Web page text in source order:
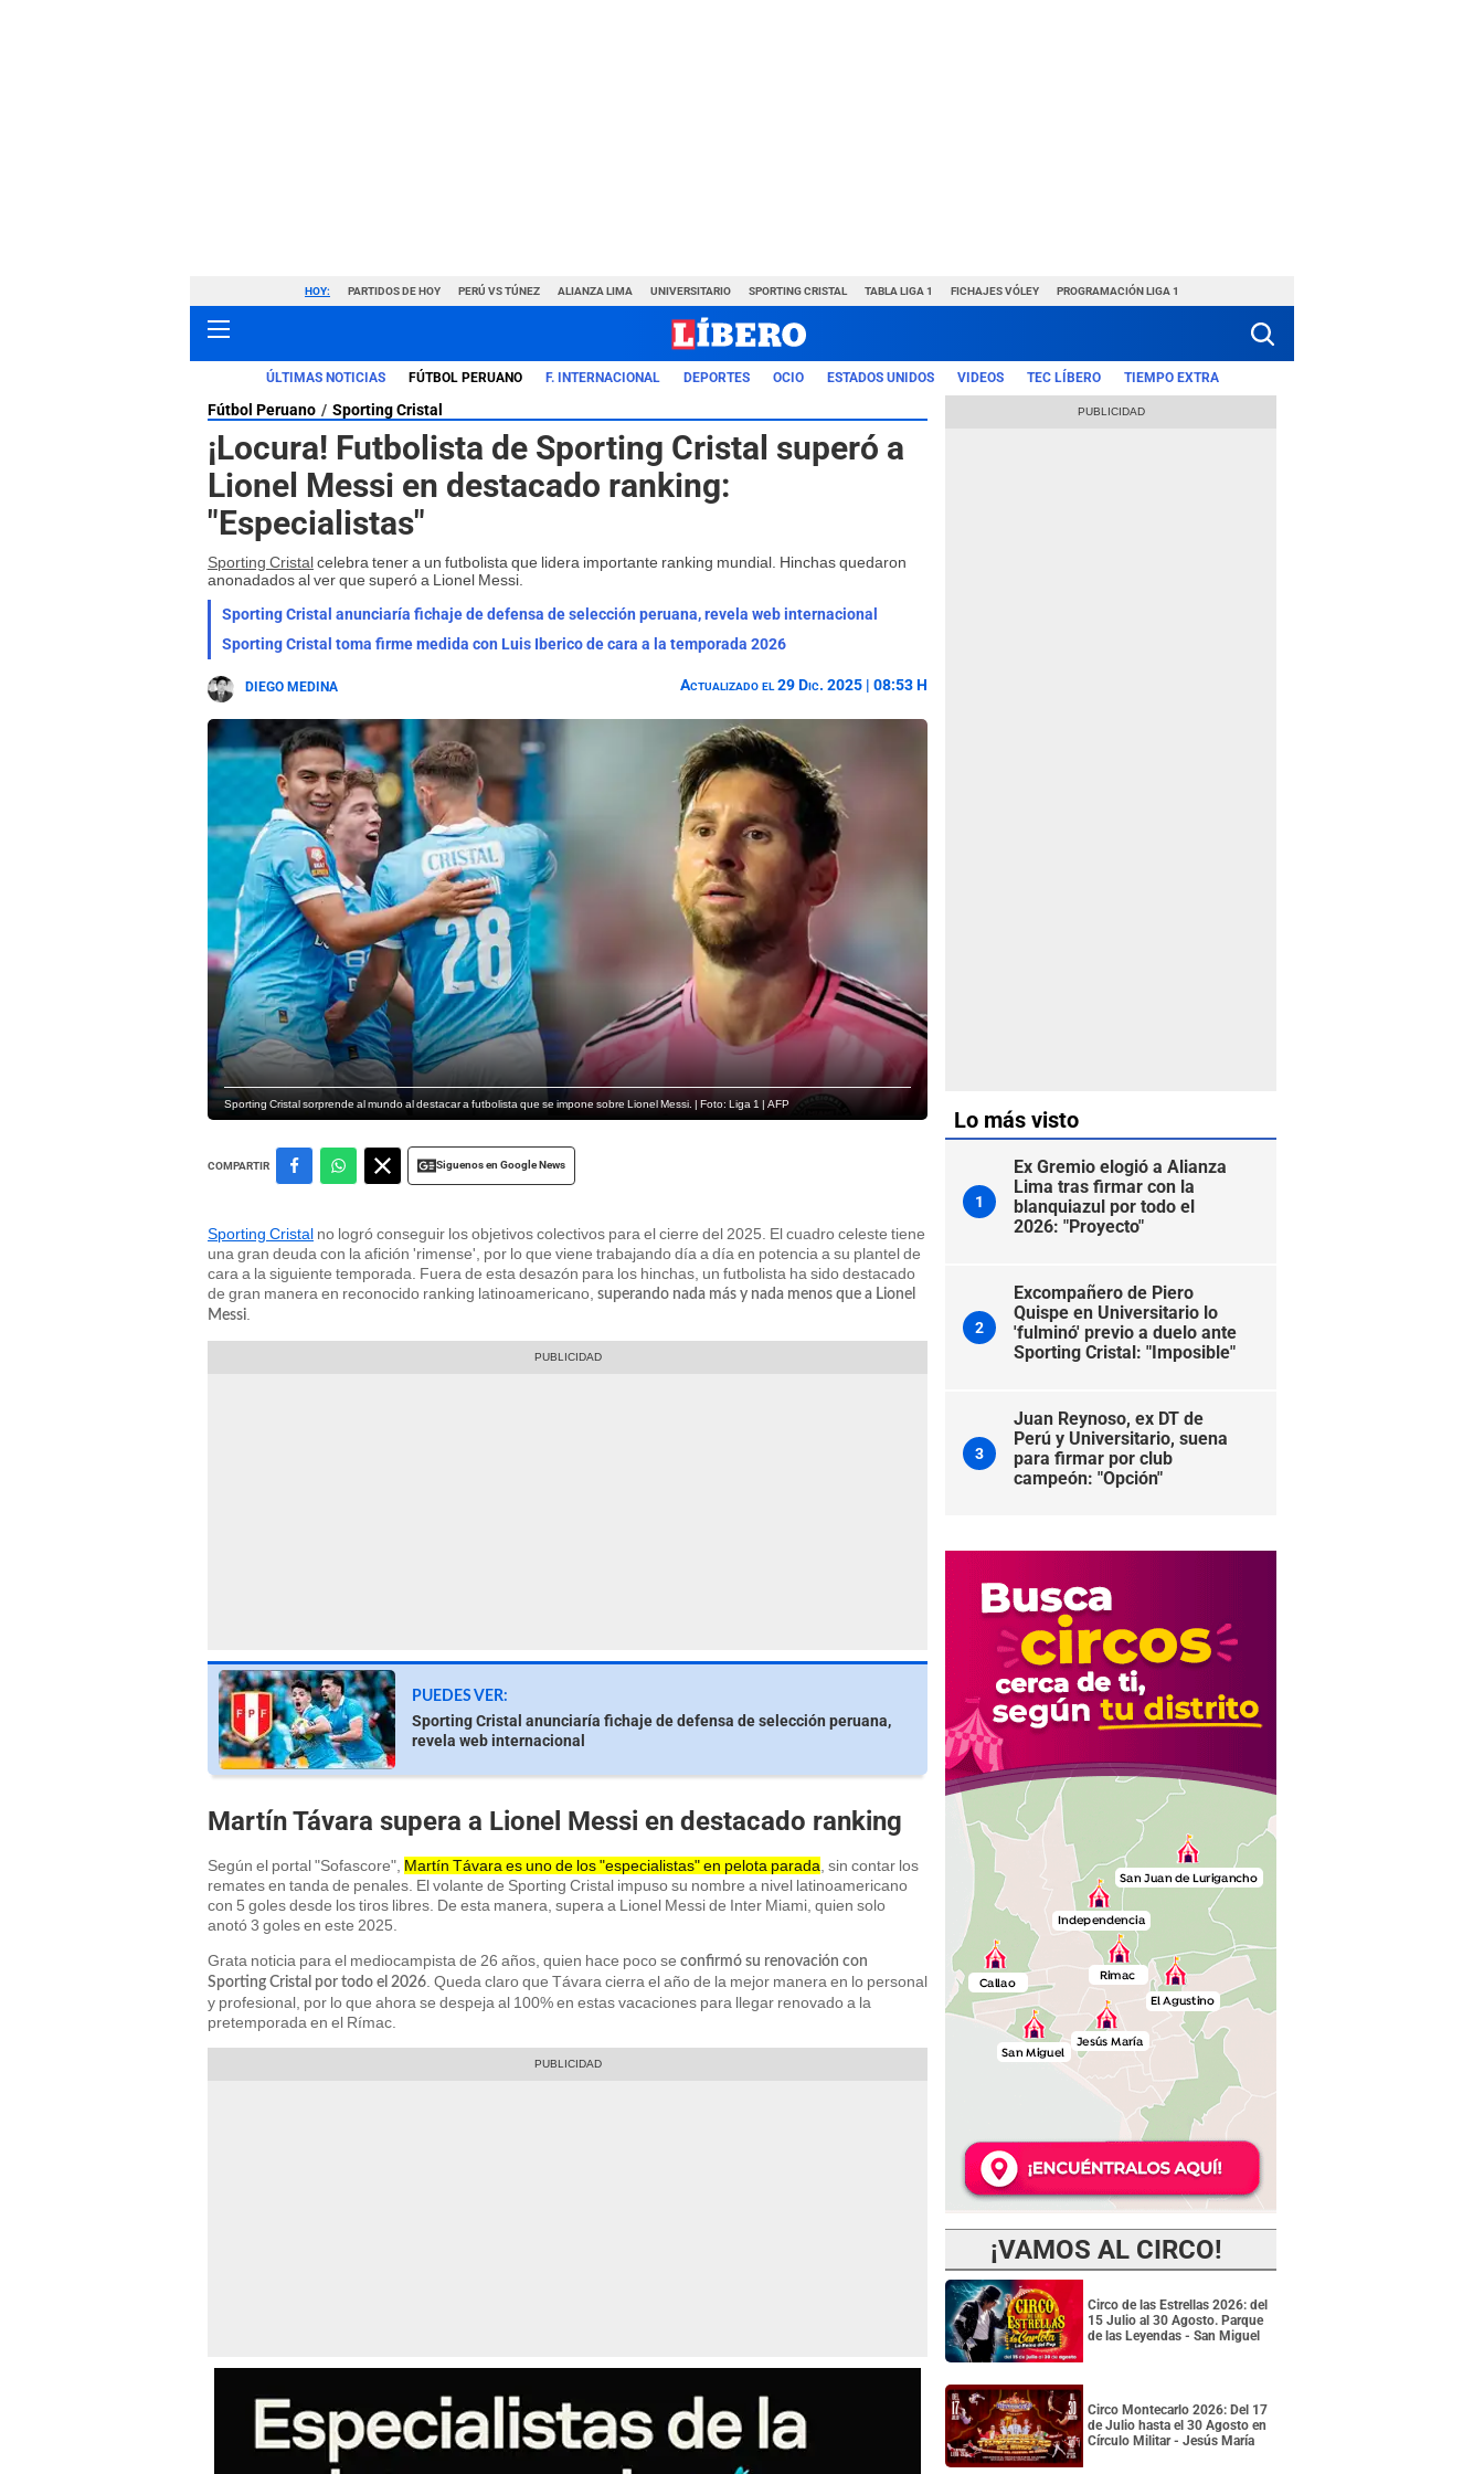
HOY: PARTIDOS DE HOY PERÚ VS TÚNEZ ALIANZA LIMA UNIVERSITARIO SPORTING CRISTAL TABLA LIGA 1 FICHAJES VÓLEY PROGRAMACIÓN LIGA 1
ÚLTIMAS NOTICIAS FÚTBOL PERUANO F. INTERNACIONAL DEPORTES OCIO ESTADOS UNIDOS VIDEOS TEC LÍBERO TIEMPO EXTRA
Fútbol Peruano Sporting Cristal
¡Locura! Futbolista de Sporting Cristal superó a
Lionel Messi en destacado ranking:
"Especialistas"
Sporting Cristalcelebra tener a un futbolista que lidera importante ranking mundial. Hinchas quedaron
anonadados al ver que superó a Lionel Messi.
Sporting Cristal anunciaría fichaje de defensa de selección peruana, revela web internacional
Sporting Cristal toma firme medida con Luis Iberico de cara a la temporada 2026
DIEGO MEDINA Actualizado el 29 Dic. 2025 | 08:53 H
Sporting Cristal sorprende al mundo al destacar a futbolista que se impone sobre Lionel Messi. | Foto: Liga 1 | AFP
COMPARTIR Siguenos en Google News
Sporting Cristal no logró conseguir los objetivos colectivos para el cierre del 2025. El cuadro celeste tiene
una gran deuda con la afición 'rimense', por lo que viene trabajando día a día en potencia a su plantel de
cara a la siguiente temporada. Fuera de esta desazón para los hinchas, un futbolista ha sido destacado
de gran manera en reconocido ranking latinoamericano, superando nada más y nada menos que a Lionel
Messi
PUEDES VER:
Sporting Cristal anunciaría fichaje de defensa de selección peruana,
revela web internacional
Martín Távara supera a Lionel Messi en destacado ranking
Según el portal "Sofascore", Martín Távara es uno de los "especialistas" en pelota parada, sin contar los
remates en tanda de penales. El volante de Sporting Cristal impuso su nombre a nivel latinoamericano
con 5 goles desde los tiros libres. De esta manera, supera a Lionel Messi de Inter Miami, quien solo
anotó 3 goles en este 2025.
Grata noticia para el mediocampista de 26 años, quien hace poco se confirmó su renovación con
Sporting Cristal por todo el 2026. Queda claro que Távara cierra el año de la mejor manera en lo personal
y profesional, por lo que ahora se despeja al 100% en estas vacaciones para llegar renovado a la
pretemporada en el Rímac.
Lo más visto
1
Ex Gremio elogió a Alianza
Lima tras firmar con la
blanquiazul por todo el
2026: "Proyecto"
2
Excompañero de Piero
Quispe en Universitario lo
'fulminó' previo a duelo ante
Sporting Cristal: "Imposible"
3
Juan Reynoso, ex DT de
Perú y Universitario, suena
para firmar por club
campeón: "Opción"
¡VAMOS AL CIRCO!
Circo de las Estrellas 2026: del
15 Julio al 30 Agosto. Parque
de las Leyendas - San Miguel
Circo Montecarlo 2026: Del 17
de Julio hasta el 30 Agosto en
Círculo Militar - Jesús María